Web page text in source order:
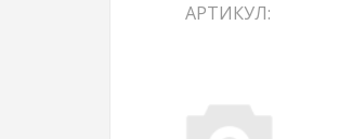
АРТИКУЛ: